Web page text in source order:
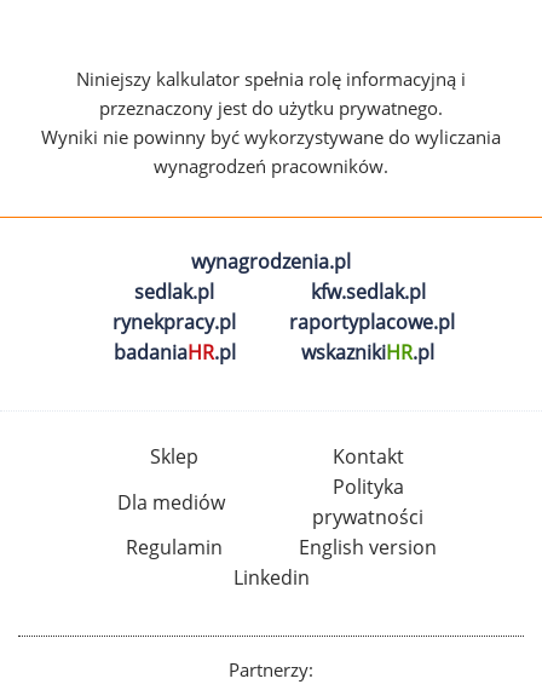
Niniejszy kalkulator spełnia rolę informacyjną i
przeznaczony jest do użytku prywatnego.
Wyniki nie powinny być wykorzystywane do wyliczania
wynagrodzeń pracowników.
wynagrodzenia.pl
sedlak.pl
kfw.sedlak.pl
rynekpracy.pl
raportyplacowe.pl
badaniaHR.pl wskaznikiHR.pl
Sklep
Kontakt
Dla mediów
Polityka
prywatności
Regulamin
English version
Linkedin
Partnerzy: